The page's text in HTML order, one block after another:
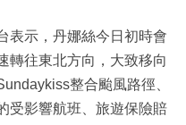
表示，丹娜絲今日初時會
轉往東北方向，大致移向
整合颱風路徑、
受影響航班、旅遊保險賠